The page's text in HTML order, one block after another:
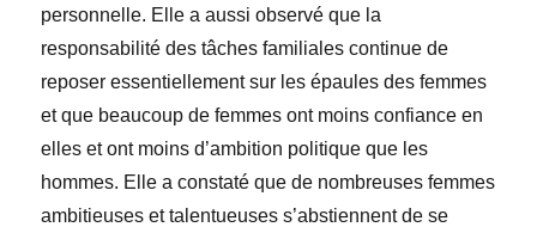
personnelle. Elle a aussi observé que la
responsabilité des tâches familiales continue de
reposer essentiellement sur les épaules des femmes
et que beaucoup de femmes ont moins confiance en
elles et ont moins d’ambition politique que les
hommes. Elle a constaté que de nombreuses femmes
ambitieuses et talentueuses s’abstiennent de se